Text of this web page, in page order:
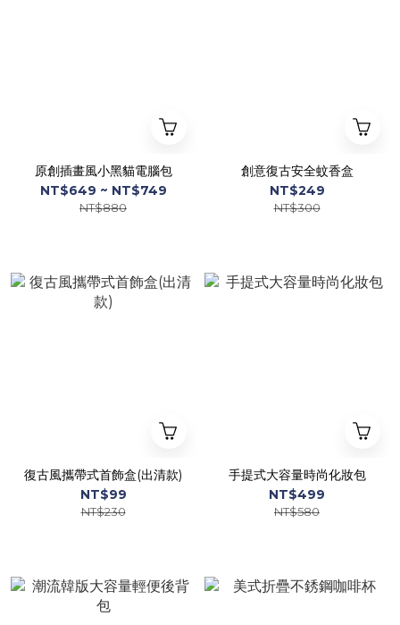
原創插畫風小黑貓電腦包
NT$649 ~ NT$749
NT$880
創意復古安全蚊香盒
NT$249
NT$300
復古風攜帶式首飾盒(出清款)
NT$99
NT$230
手提式大容量時尚化妝包
NT$499
NT$580